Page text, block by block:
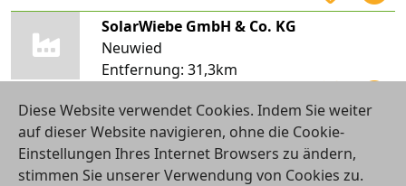
SolarWiebe GmbH & Co. KG
Neuwied
Entfernung: 31,3km
Spahl GmbH
Koblenz
Entfernung:31,4km
Diese Website verwendet Cookies. Indem Sie weiter
auf dieser Website navigieren, ohne die Cookie-
Einstellungen Ihres Internet Browsers zu ändern,
stimmen Sie unserer Verwendung von Cookies zu.